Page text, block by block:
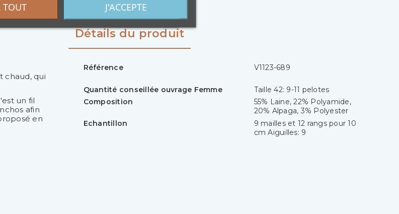
chaud, qui
un fil
afin
en
Détails du produit
Référence V1123-689
Quantité conseillée ouvrage Femme
Taille 42: 9-11 pelotes
Composition
55% Laine, 22% Polyamide,
20% Alpaga, 3% Polyester
Echantillon
9 mailles et 12 rangs pour 10
cm Aiguilles: 9
TOUT J'ACCEPTE